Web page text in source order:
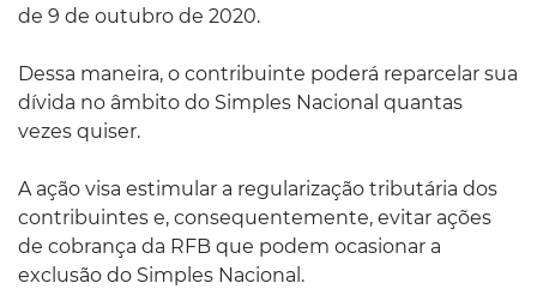
de 9 de outubro de 2020.
Dessa maneira, o contribuinte poderá reparcelar sua
dívida no âmbito do Simples Nacional quantas
vezes quiser.
A ação visa estimular a regularização tributária dos
contribuintes e, consequentemente, evitar ações
de cobrança da RFB que podem ocasionar a
exclusão do Simples Nacional.